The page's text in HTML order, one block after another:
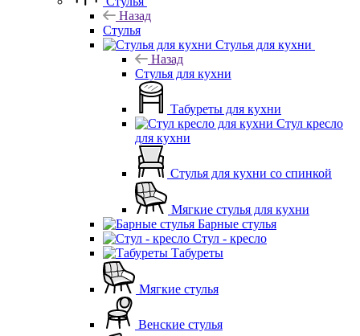
Назад
Стулья
Стулья для кухни
Назад
Стулья для кухни
Табуреты для кухни
Стул кресло
для кухни
Стулья для кухни со спинкой
Мягкие стулья для кухни
Барные стулья
Стул - кресло
Табуреты
Мягкие стулья
Венские стулья